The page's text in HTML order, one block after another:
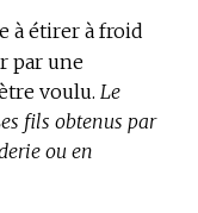
à étirer à froid
par une
voulu. Le
fils obtenus par
ou en